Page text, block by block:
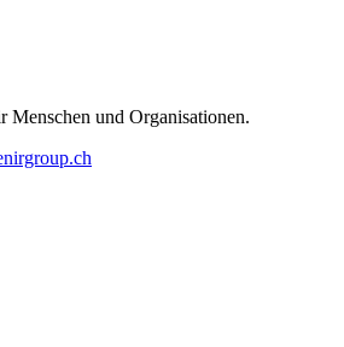
Menschen und Organisationen.